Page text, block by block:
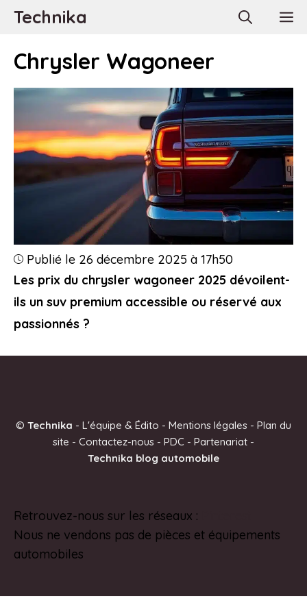
AllerTechnika
Chrysler Wagoneer
Les prix du chrysler wagoneer 2025 dévoilent-
ils un suv premium accessible ou réservé aux
passionnés ?
Publié le 26 décembre 2025 à 17h50
© Technika - L'équipe & Édito - Mentions légales - Plan du
site - Contactez-nous - PDC - Partenariat -
Technika blog automobile
Retrouvez-nous sur les réseaux :
Nous ne vendons pas de pièces et équipements
automobiles